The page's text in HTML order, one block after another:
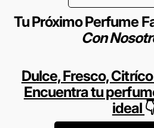
Tu Próximo Perfume
Con
Dulce, Fresco,
Encuentra tu
ideal